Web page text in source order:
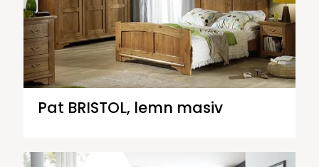
Pat BRISTOL, lemn masiv